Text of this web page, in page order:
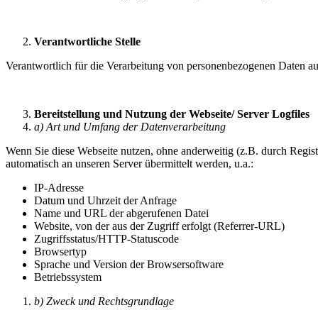
Verantwortliche Stelle
Verantwortlich für die Verarbeitung von personenbezogenen Daten
Bereitstellung und Nutzung der Webseite/ Server Logfiles
a) Art und Umfang der Datenverarbeitung
Wenn Sie diese Webseite nutzen, ohne anderweitig (z.B. durch
automatisch an unseren Server übermittelt werden, u.a.:
IP-Adresse
Datum und Uhrzeit der Anfrage
Name und URL der abgerufenen Datei
Website, von der aus der Zugriff erfolgt (Referrer-URL)
Zugriffsstatus/HTTP-Statuscode
Browsertyp
Sprache und Version der Browsersoftware
Betriebssystem
b) Zweck und Rechtsgrundlage